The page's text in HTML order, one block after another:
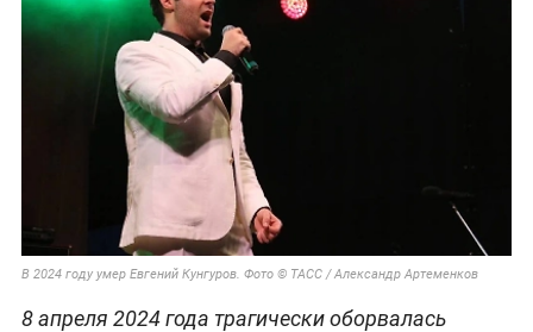
В 2024 году умер Евгений Кунгуров. Фото © ТАСС / Александр Артеменков
8 апреля 2024 года трагически оборвалась